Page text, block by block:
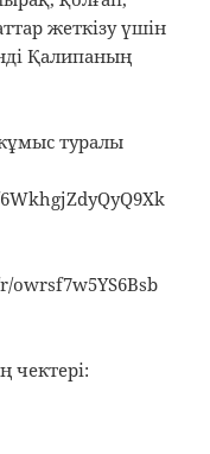
жеткізу үшін
Қалипаның
туралы
owrsf7w5YS6Bsb
чектері: